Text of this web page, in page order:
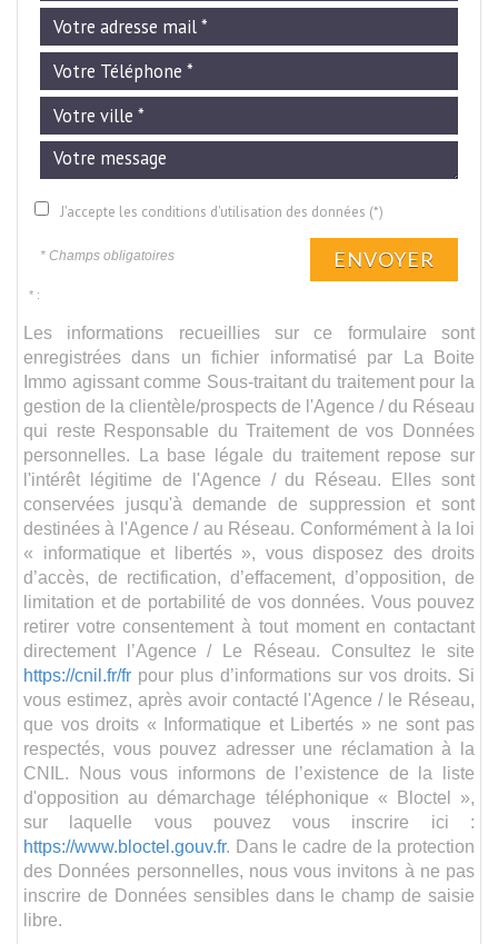
J'accepte les conditions d'utilisation des données (*)
* Champs obligatoires ENVOYER
* :
Les informations recueillies sur ce formulaire sont
enregistrées dans un fichier informatisé par La Boite
Immo agissant comme Sous-traitant du traitement pour la
gestion de la clientèle/prospects de l'Agence / du Réseau
qui reste Responsable du Traitement de vos Données
personnelles. La base légale du traitement repose sur
l'intérêt légitime de l'Agence / du Réseau. Elles sont
conservées jusqu'à demande de suppression et sont
destinées à l'Agence / au Réseau. Conformément à la loi
« informatique et libertés », vous disposez des droits
d’accès, de rectification, d’effacement, d’opposition, de
limitation et de portabilité de vos données. Vous pouvez
retirer votre consentement à tout moment en contactant
directement l’Agence / Le Réseau. Consultez le site
https://cnil.fr/fr pour plus d’informations sur vos droits. Si
vous estimez, après avoir contacté l'Agence / le Réseau,
que vos droits « Informatique et Libertés » ne sont pas
respectés, vous pouvez adresser une réclamation à la
CNIL. Nous vous informons de l’existence de la liste
d'opposition au démarchage téléphonique « Bloctel »,
sur laquelle vous pouvez vous inscrire ici :
https://www.bloctel.gouv.fr. Dans le cadre de la protection
des Données personnelles, nous vous invitons à ne pas
inscrire de Données sensibles dans le champ de saisie
libre.